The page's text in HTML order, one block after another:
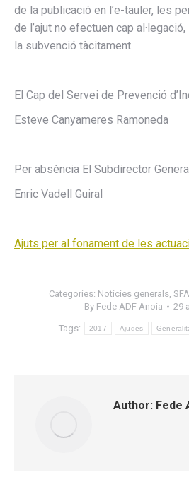
de la publicació en l’e-tauler, les
de l’ajut no efectuen cap
la subvenció tàcitament.
El Cap del Servei de Prevenció
Esteve Canyameres Ramoneda
Per absència El Subdirector
Enric Vadell Guiral
Ajuts per al fonament de les
Categories: Notícies generals,
By Fede ADF Anoia 29
Tags: 2017 Ajudes
Author: Fede